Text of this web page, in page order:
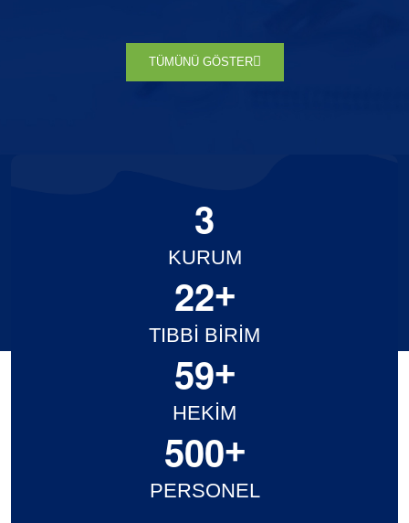
TÜMÜNÜ GÖSTER
3
KURUM
22+
TIBBİ BİRİM
59+
HEKİM
500+
PERSONEL